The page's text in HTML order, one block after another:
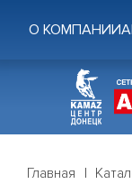
О КОМПАНИИ
Главная